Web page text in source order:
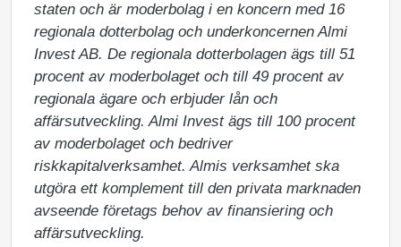
staten och är moderbolag i en koncern med 16
regionala dotterbolag och underkoncernen Almi
Invest AB. De regionala dotterbolagen ägs till 51
procent av moderbolaget och till 49 procent av
regionala ägare och erbjuder lån och
affärsutveckling. Almi Invest ägs till 100 procent
av moderbolaget och bedriver
riskkapitalverksamhet. Almis verksamhet ska
utgöra ett komplement till den privata marknaden
avseende företags behov av finansiering och
affärsutveckling.